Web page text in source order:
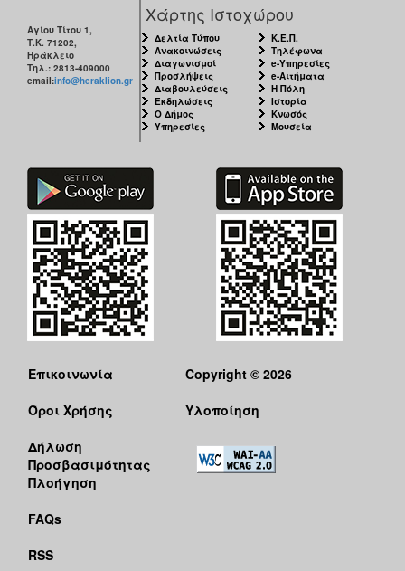
Αγίου Τίτου 1,
Τ.Κ. 71202,
Ηράκλειο
Τηλ.: 2813-409000
email:info@heraklion.gr
Χάρτης Ιστοχώρου
Δελτία Τύπου
Ανακοινώσεις
Διαγωνισμοί
Προσλήψεις
Διαβουλεύσεις
Εκδηλώσεις
Ο Δήμος
Υπηρεσίες
Κ.Ε.Π.
Τηλέφωνα
e-Υπηρεσίες
e-Αιτήματα
Η Πόλη
Ιστορία
Κνωσός
Μουσεία
Επικοινωνία
Όροι Χρήσης
Δήλωση
Προσβασιμότητας
Πλοήγηση
FAQs
RSS
Copyright © 2026
Υλοποίηση